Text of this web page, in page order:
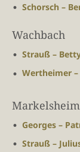
Schorsch –
Wachbach
Strauß –
Wertheimer
Markelsheim
Georges –
Strauß –